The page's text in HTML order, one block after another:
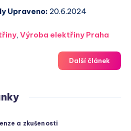
Upraveno: 20.6.2024
,Výroba elektřiny Praha
Další článek
a zkušenosti